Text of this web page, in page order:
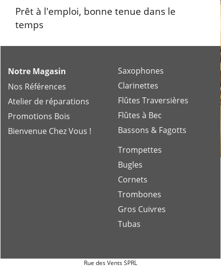
Prêt à l'emploi, bonne tenue dans le
temps
Notre Magasin
Nos Références
Atelier de réparations
Promotions Bois
Bienvenue Chez Vous !
Saxophones
Clarinettes
Flûtes Traversières
Flûtes à Bec
Bassons & Fagotts
Trompettes
Bugles
Cornets
Trombones
Gros Cuivres
Tubas
Rue des Vents SPRL